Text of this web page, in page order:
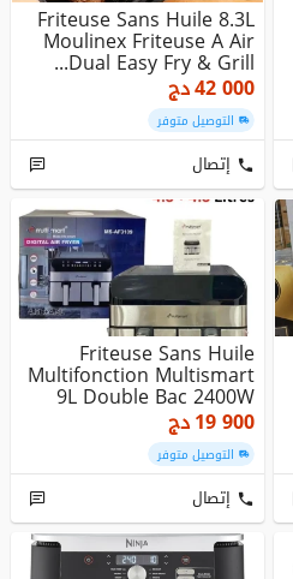
Friteuse Sans Huile 8.3L
Moulinex Friteuse A Air
Dual Easy Fry & Grill...
42 000دج
التوصيل متوفر
إتصال
Friteuse Sans Huile
Multifonction Multismart
9L Double Bac 2400W
19 900دج
التوصيل متوفر
إتصال